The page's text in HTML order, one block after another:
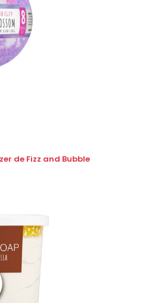
de Fizz and Bubble